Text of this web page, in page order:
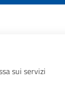
sui servizi